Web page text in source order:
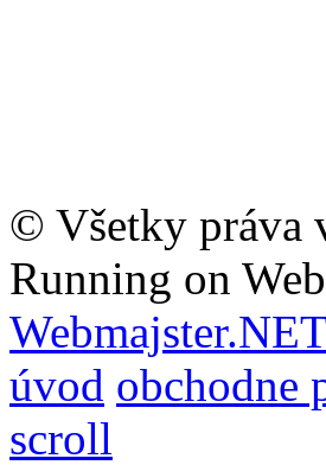
© Všetky práva
Running on
úvod obchodne
scroll